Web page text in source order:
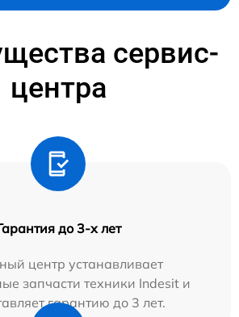
сервис-
центра
до 3-х лет
центр устанавливает
запчасти техники Indesit и
гарантию до 3 лет.